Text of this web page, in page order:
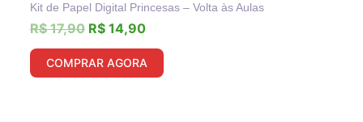
Kit de Papel Digital Princesas – Volta às Aulas
R$17,90
original
era:
R$14,90
atual
é:
COMPRAR AGORA